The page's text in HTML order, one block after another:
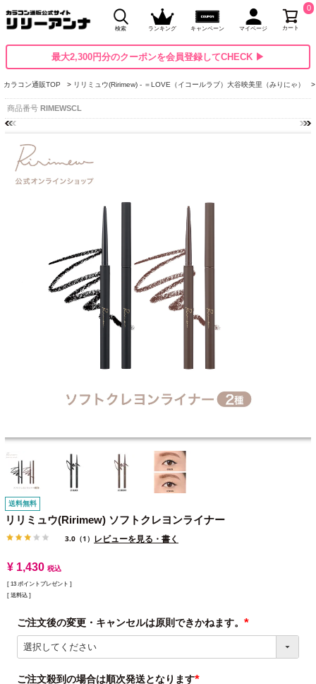
検索 ランキング キャンペーン マイページ カート
0
最大2,300円分のクーポンを会員登録してCHECK ▶
カラコン通販TOP リリミュウ(Ririmew) - ＝LOVE（イコールラブ）大谷映美里（みりにゃ）
商品番号 RIMEWSCL
送料無料
リリミュウ(Ririmew) ソフトクレヨンライナー
3.0 （1） レビューを見る・書く
¥ 1,430 税込
[ 13 ポイントプレゼント ]
送料込
ご注文後の変更・キャンセルは原則できかねます。
(必
ご注文殺到の場合は順次発送となります